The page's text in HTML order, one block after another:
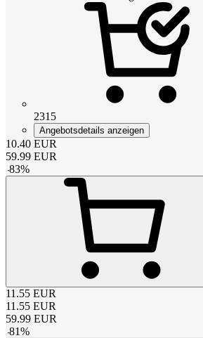
2315
Angebotsdetails anzeigen
10.40 EUR
59.99 EUR
-83%
11.55 EUR
11.55 EUR
59.99 EUR
-81%